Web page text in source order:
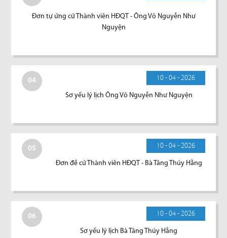
Đơn tự ứng cử Thành viên HĐQT - Ông Võ Nguyễn Như
Nguyện
04 10 - 04 - 2026
Sơ yếu lý lịch Ông Võ Nguyễn Như Nguyện
05 10 - 04 - 2026
Đơn đề cử Thành viên HĐQT - Bà Tăng Thúy Hằng
06 10 - 04 - 2026
Sơ yếu lý lịch Bà Tăng Thúy Hằng